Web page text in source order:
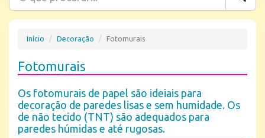
Início Decoração Fotomurais
Fotomurais
Os fotomurais de papel são ideiais para
decoração de paredes lisas e sem humidade. Os
de não tecido (TNT) são adequados para
paredes húmidas e até rugosas.